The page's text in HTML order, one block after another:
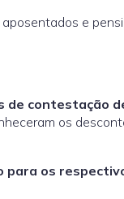
e
de contestação
os
para os